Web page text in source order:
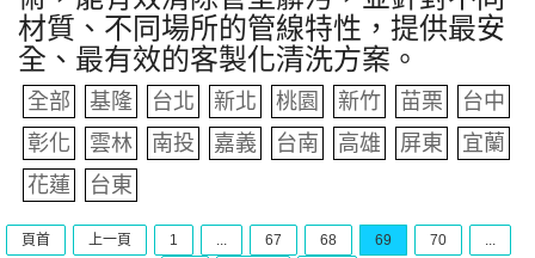
材質、不同場所的管線特性，提供最安
全、最有效的客製化清洗方案。
全部 基隆 台北 新北 桃園 新竹 苗栗
台中
彰化
雲林 南投 嘉義 台南 高雄 屏東
宜蘭
花蓮
台東
頁首 上一頁 1 ... 67 68 69 70
...